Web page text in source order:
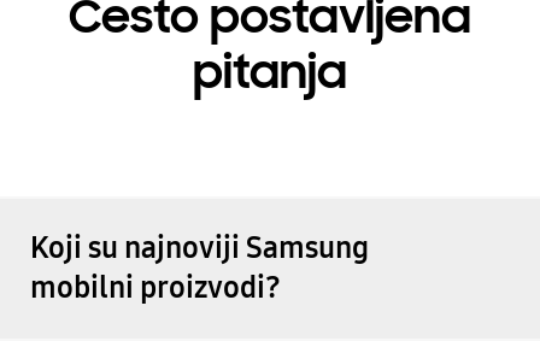
Često postavljena
pitanja
Koji su najnoviji Samsung
mobilni proizvodi?